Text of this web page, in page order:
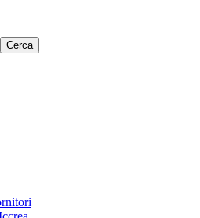
Cerca